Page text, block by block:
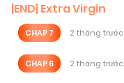
|END| Extra Virgin
CHAP 7 2 tháng trước
CHAP 6 2 tháng trước